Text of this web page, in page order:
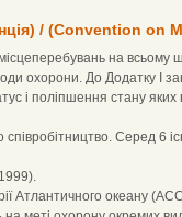
/ (Convention on
на всьому
охорони. До Додатку I
і поліпшення стану
Серед 6
Атлантичного океану